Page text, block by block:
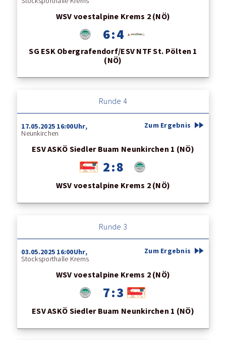
WSV voestalpine Krems 2 (NÖ)
6 : 4
SG ESK Obergrafendorf/ESV NTF St. Pölten 1
(NÖ)
Runde 4
17.05.2025 16:00Uhr,
Neunkirchen
ESV ASKÖ Siedler Buam Neunkirchen 1 (NÖ)
2 : 8
WSV voestalpine Krems 2 (NÖ)
Zum Ergebnis fast_forward
Runde 3
03.05.2025 16:00Uhr,
Stocksporthalle Krems
WSV voestalpine Krems 2 (NÖ)
7 : 3
ESV ASKÖ Siedler Buam Neunkirchen 1 (NÖ)
Zum Ergebnis fast_forward